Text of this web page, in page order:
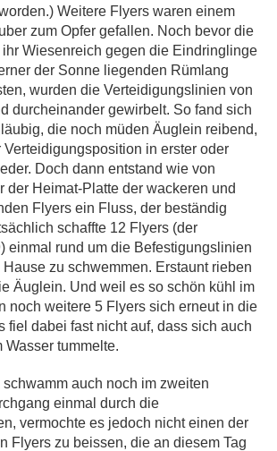
Weitere Flyers waren einem
zum Opfer gefallen. Noch bevor die
Wiesenreich gegen die Eindringlinge
der Sonne liegenden Rümlang
wurden die Verteidigungslinien von
durcheinander gewirbelt. So fand sich
die noch müden Äuglein reibend,
in erster oder
Doch dann entstand wie von
der Heimat-Platte der wackeren und
Flyers ein Fluss, der beständig
schaffte 12 Flyers (der
einmal rund um die Befestigungslinien
zu schwemmen. Erstaunt rieben
Äuglein. Und weil es so schön kühl im
noch weitere 5 Flyers sich erneut in die
fiel dabei fast nicht auf, dass sich auch
tummelte.
auch noch im zweiten
einmal durch die
vermochte es jedoch nicht einen der
Flyers zu beissen, die an diesem Tag